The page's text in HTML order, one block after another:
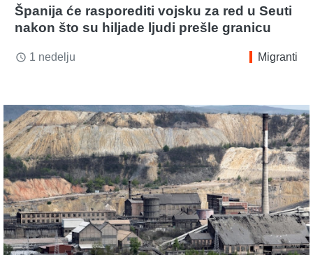
Španija će rasporediti vojsku za red u Seuti
nakon što su hiljade ljudi prešle granicu
access_time 1 nedelju Migranti